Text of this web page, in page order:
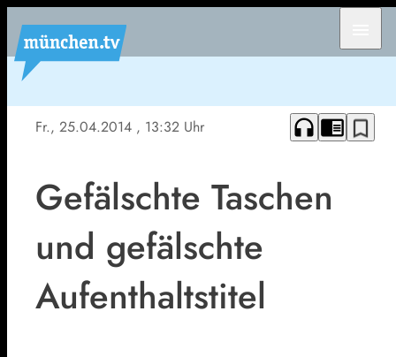
Fr., 25.04.2014 , 13:32 Uhr headphones chrome_reader_mode bookmark_border
Gefälschte Taschen
und gefälschte
Aufenthaltstitel